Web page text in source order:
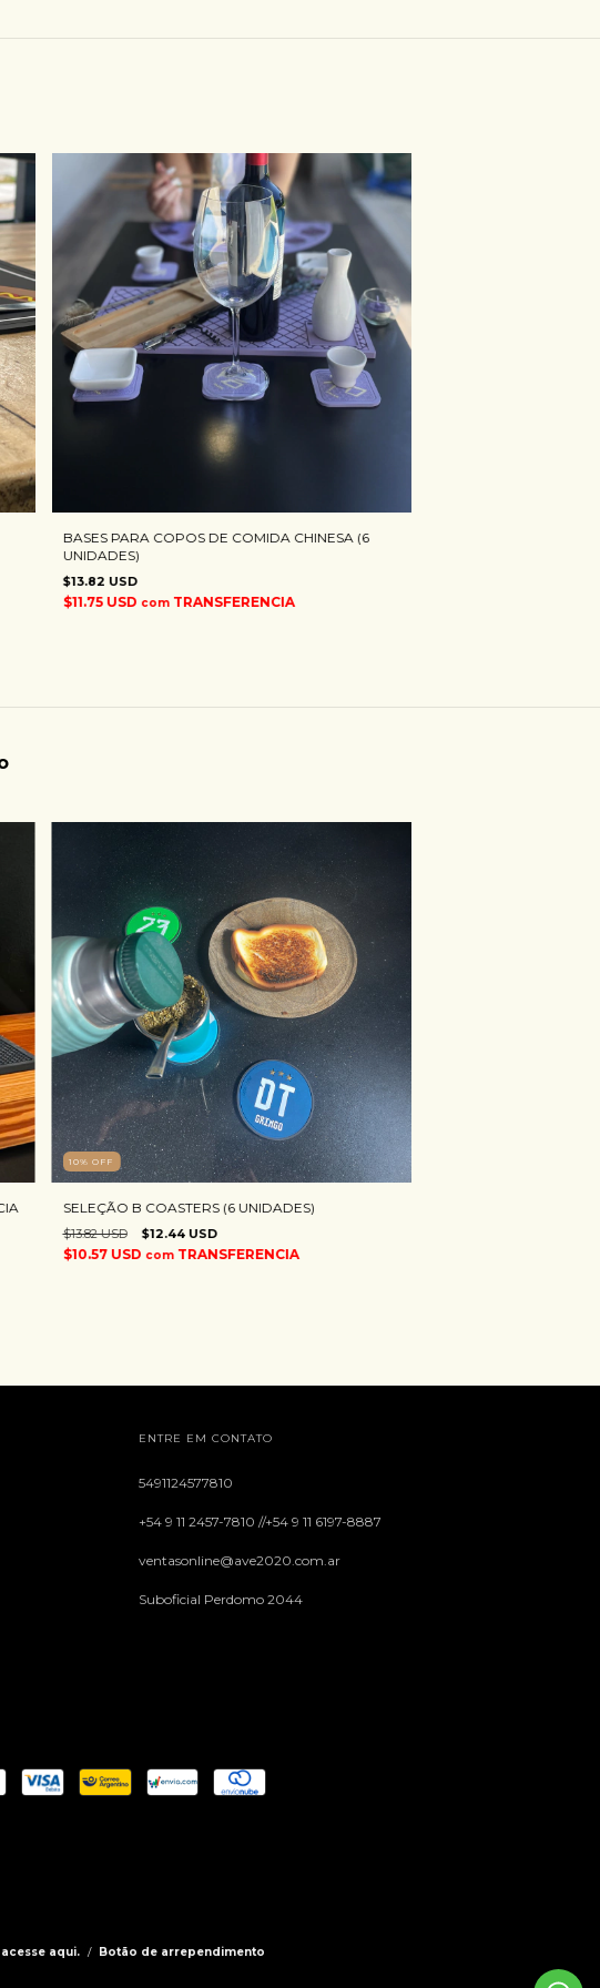
BASES PARA COPOS DE COMIDA CHINESA (6
UNIDADES)
$13.82 USD
$11.75 USD com TRANSFERENCIA
10%OFF
SELEÇÃO B COASTERS (6 UNIDADES)
$13.82 USD $12.44 USD
$10.57 USD com TRANSFERENCIA
ENTRE EM CONTATO
5491124577810
+54 9 11 2457-7810 //+54 9 11 6197-8887
ventasonline@ave2020.com.ar
Suboficial Perdomo 2044
acesse aqui. / Botão de arrependimento